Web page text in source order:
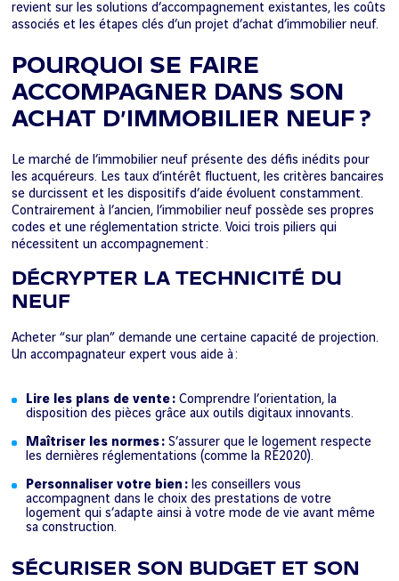
revient sur les solutions d’accompagnement existantes, les coûts
associés et les étapes clés d’un projet d’achat d’immobilier neuf.
POURQUOI SE FAIRE
ACCOMPAGNER DANS SON
ACHAT D’IMMOBILIER NEUF ?
Le marché de l’immobilier neuf présente des défis inédits pour
les acquéreurs. Les taux d’intérêt fluctuent, les critères bancaires
se durcissent et les dispositifs d’aide évoluent constamment.
Contrairement à l’ancien, l’immobilier neuf possède ses propres
codes et une réglementation stricte. Voici trois piliers qui
nécessitent un accompagnement :
DÉCRYPTER LA TECHNICITÉ DU
NEUF
Acheter “sur plan” demande une certaine capacité de projection.
Un accompagnateur expert vous aide à :
Lire les plans de vente :Comprendre l’orientation, la
disposition des pièces grâce aux outils digitaux innovants.
Maîtriser les normes :S’assurer que le logement respecte
les dernières réglementations (comme la RE2020).
Personnaliser votre bien :les conseillers vous
accompagnent dans le choix des prestations de votre
logement qui s’adapte ainsi à votre mode de vie avant même
sa construction.
SÉCURISER SON BUDGET ET SON